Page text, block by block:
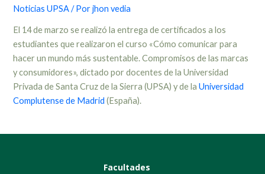
Noticias UPSA/ Porjhon vedia
El 14 de marzo se realizó la entrega de certificados a los
estudiantes que realizaron el curso «Cómo comunicar para
hacer un mundo más sustentable. Compromisos de las marcas
y consumidores», dictado por docentes de la Universidad
Privada de Santa Cruz de la Sierra (UPSA) y de laUniversidad
Complutense de Madrid(España).
Facultades